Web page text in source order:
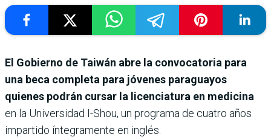
El Gobierno de Taiwán abre la convocatoria para
una beca completa para jóvenes paraguayos
quienes podrán cursar la licenciatura en medicina
en la Universidad I-Shou, un programa de cuatro años
impartido íntegramente en inglés.